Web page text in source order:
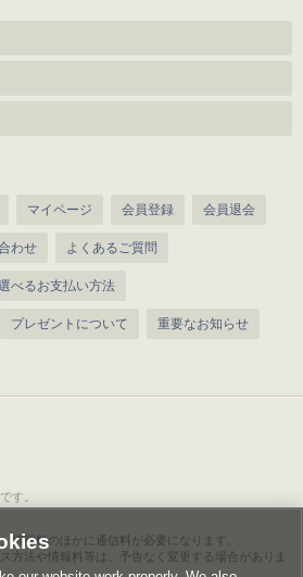
マイページ 会員登録 会員退会
わせ よくあるご質問
べるお支払い方法
プレゼントについて 重要なお知らせ
す。
情報料のほかに通信料が必要になります。
方法や情報料等は、予告なく変更する場合がありま